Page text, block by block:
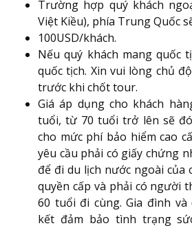
Trường hợp quý khách
Việt Kiều), phía Trung Quốc
100USD/khách.
Nếu quý khách mang quốc
quốc tịch. Xin vui lòng chủ
trước khi chốt tour.
Giá áp dụng cho khách
tuổi, từ 70 tuổi trở lên sẽ
cho mức phí bảo hiểm cao
yêu cầu phải có giấy chứng
để đi du lịch nước ngoài của
quyền cấp và phải có người
60 tuổi đi cùng. Gia đình và
kết đảm bảo tình trạng